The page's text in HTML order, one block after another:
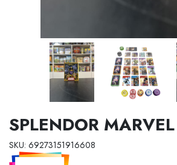
SPLENDOR MARVEL
SKU: 69273151916608